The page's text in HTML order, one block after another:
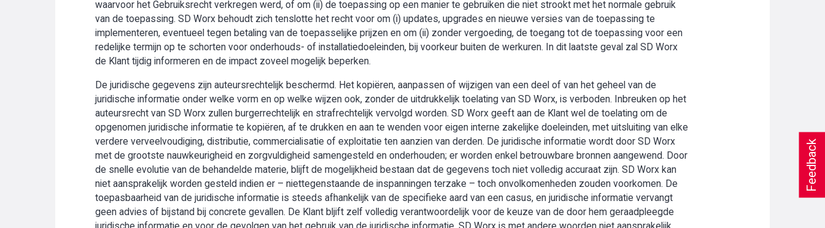
Feedback
waarvoor het Gebruiksrecht verkregen werd, of om (ii) de toepassing op een manier te gebruiken die niet strookt met het normale gebruik
van de toepassing. SD Worx behoudt zich tenslotte het recht voor om (i) updates, upgrades en nieuwe versies van de toepassing te
implementeren, eventueel tegen betaling van de toepasselijke prijzen en om (ii) zonder vergoeding, de toegang tot de toepassing voor een
redelijke termijn op te schorten voor onderhouds- of installatiedoeleinden, bij voorkeur buiten de werkuren. In dit laatste geval zal SD Worx
de Klant tijdig informeren en de impact zoveel mogelijk beperken.
De juridische gegevens zijn auteursrechtelijk beschermd. Het kopiëren, aanpassen of wijzigen van een deel of van het geheel van de
juridische informatie onder welke vorm en op welke wijzen ook, zonder de uitdrukkelijk toelating van SD Worx, is verboden. Inbreuken op het
auteursrecht van SD Worx zullen burgerrechtelijk en strafrechtelijk vervolgd worden. SD Worx geeft aan de Klant wel de toelating om de
opgenomen juridische informatie te kopiëren, af te drukken en aan te wenden voor eigen interne zakelijke doeleinden, met uitsluiting van elke
verdere verveelvoudiging, distributie, commercialisatie of exploitatie ten aanzien van derden. De juridische informatie wordt door SD Worx
met de grootste nauwkeurigheid en zorgvuldigheid samengesteld en onderhouden; er worden enkel betrouwbare bronnen aangewend. Door
de snelle evolutie van de behandelde materie, blijft de mogelijkheid bestaan dat de gegevens toch niet volledig accuraat zijn. SD Worx kan
niet aansprakelijk worden gesteld indien er – niettegenstaande de inspanningen terzake – toch onvolkomenheden zouden voorkomen. De
toepasbaarheid van de juridische informatie is steeds afhankelijk van de specifieke aard van een casus, en juridische informatie vervangt
geen advies of bijstand bij concrete gevallen. De Klant bljift zelf volledig verantwoordelijk voor de keuze van de door hem geraadpleegde